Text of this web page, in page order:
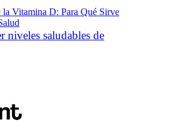
niveles saludables de